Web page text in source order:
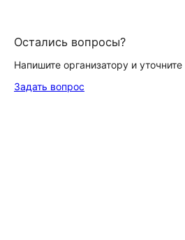
Остались вопросы?
Напишите организатору и
Задать вопрос